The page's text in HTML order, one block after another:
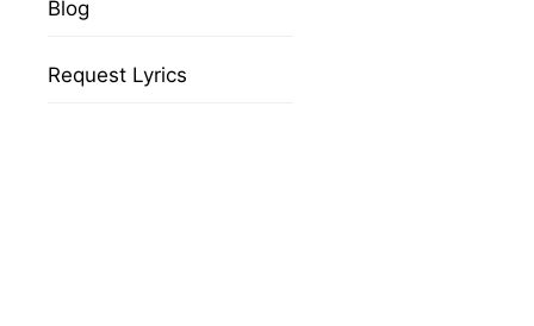
Blog
Request Lyrics